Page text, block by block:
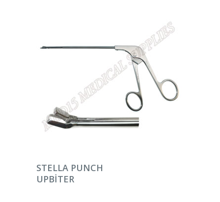
DEVAMINI OKU
STELLA PUNCH
UPBITER